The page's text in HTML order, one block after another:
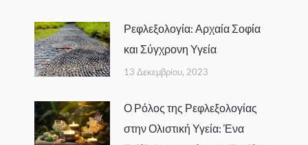
Ρεφλεξολογία: Αρχαία Σοφία
και Σύγχρονη Υγεία
13 Δεκεμβρίου, 2023
Ο Ρόλος της Ρεφλεξολογίας
στην Ολιστική Υγεία: Ένα